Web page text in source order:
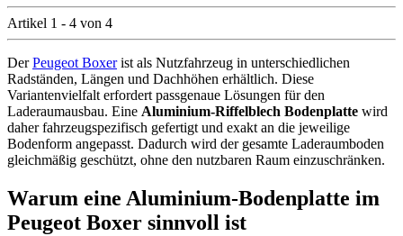
Artikel 1 - 4 von 4
DerPeugeot Boxerist als Nutzfahrzeug in unterschiedlichen
Radständen, Längen und Dachhöhen erhältlich. Diese
Variantenvielfalt erfordert passgenaue Lösungen für den
Laderaumausbau. Eine Aluminium-Riffelblech Bodenplatte wird
daher fahrzeugspezifisch gefertigt und exakt an die jeweilige
Bodenform angepasst. Dadurch wird der gesamte Laderaumboden
gleichmäßig geschützt, ohne den nutzbaren Raum einzuschränken.
Warum eine Aluminium-Bodenplatte im
Peugeot Boxer sinnvoll ist